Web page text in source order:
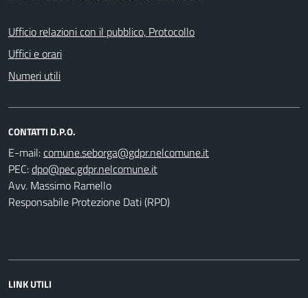
Ufficio relazioni con il pubblico, Protocollo
Uffici e orari
Numeri utili
CONTATTI D.P.O.
E-mail:
PEC:
Avv. Massimo Ramello
Responsabile Protezione Dati (RPD)
LINK UTILI